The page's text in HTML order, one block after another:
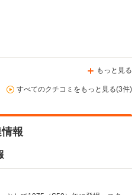
もっと見る
すべてのクチコミをもっと見る(3件)
報